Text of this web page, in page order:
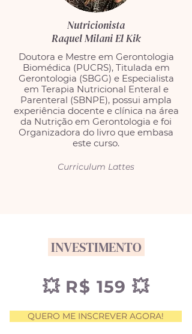
Nutricionista
Raquel Milani El Kik
Doutora e Mestre em Gerontologia
Biomédica (PUCRS), Titulada em
Gerontologia (SBGG) e Especialista
em Terapia Nutricional Enteral e
Parenteral (SBNPE), possui ampla
experiência docente e clínica na área
da Nutrição em Gerontologia e foi
Organizadora do livro que embasa
este curso.
Curriculum Lattes
INVESTIMENTO
💥 R$ 159 💥
QUERO ME INSCREVER AGORA!